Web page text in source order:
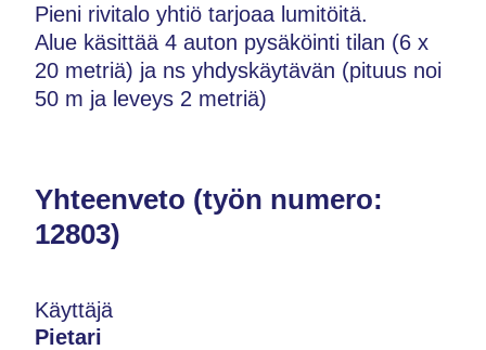
Pieni rivitalo yhtiö tarjoaa lumitöitä.
Alue käsittää 4 auton pysäköinti tilan (6 x
20 metriä) ja ns yhdyskäytävän (pituus noi
50 m ja leveys 2 metriä)
Yhteenveto (työn numero:
12803)
Käyttäjä
Pietari